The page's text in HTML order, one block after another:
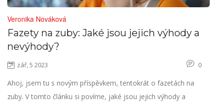
Veronika Nováková
Fazety na zuby: Jaké jsou jejich výhody a
nevýhody?
zář, 5 2023 0
Ahoj, jsem tu s novým příspěvkem, tentokrát o fazetách na
zuby. V tomto článku si povíme, jaké jsou jejich výhody a